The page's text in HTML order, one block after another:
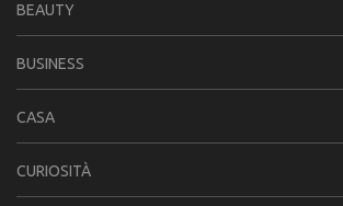
BEAUTY
BUSINESS
CASA
CURIOSITÀ